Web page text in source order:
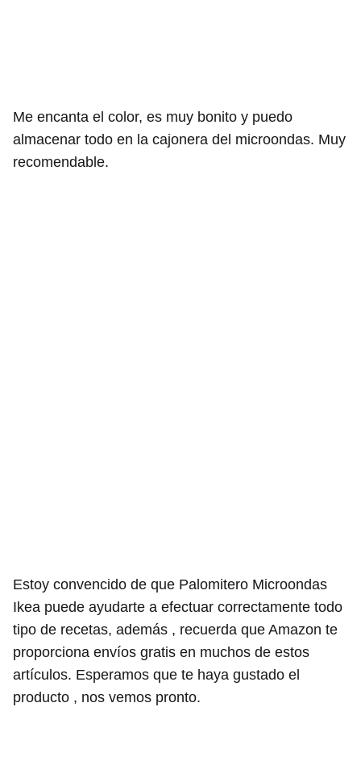
Me encanta el color, es muy bonito y puedo
almacenar todo en la cajonera del microondas. Muy
recomendable.
Estoy convencido de que Palomitero Microondas
Ikea puede ayudarte a efectuar correctamente todo
tipo de recetas, además , recuerda que Amazon te
proporciona envíos gratis en muchos de estos
artículos. Esperamos que te haya gustado el
producto , nos vemos pronto.